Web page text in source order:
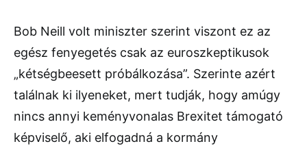
Bob Neill volt miniszter szerint viszont ez az
egész fenyegetés csak az euroszkeptikusok
„kétségbeesett próbálkozása”. Szerinte azért
találnak ki ilyeneket, mert tudják, hogy amúgy
nincs annyi keményvonalas Brexitet támogató
képviselő, aki elfogadná a kormány